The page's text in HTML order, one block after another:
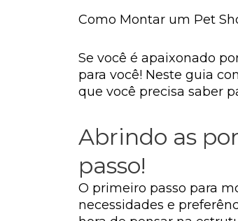
Como Montar um Pet
Se você é apaixonado
para você! Neste guia
que você precisa saber
Abrindo as
passo!
O primeiro passo para
necessidades e